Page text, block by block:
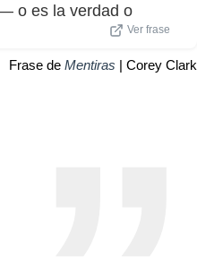
o es la verdad o
Ver frase
Frase de Mentiras | Corey Clark